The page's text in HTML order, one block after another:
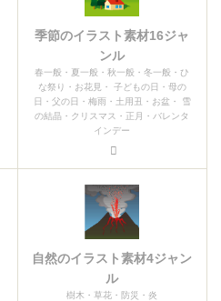
季節のイラスト素材16ジャ
ンル
春一般・夏一般・秋一般・冬一般・ひ
な祭り・お花見・ 子どもの日・母の
日・父の日・梅雨・土用丑・お盆・ 雪
の結晶・クリスマス・正月・バレンタ
インデー
自然のイラスト素材4ジャン
ル
樹木・草花・防災・炎